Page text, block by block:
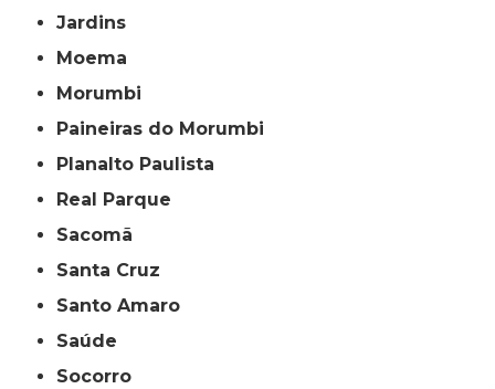
Jardins
Moema
Morumbi
Paineiras do Morumbi
Planalto Paulista
Real Parque
Sacomã
Santa Cruz
Santo Amaro
Saúde
Socorro